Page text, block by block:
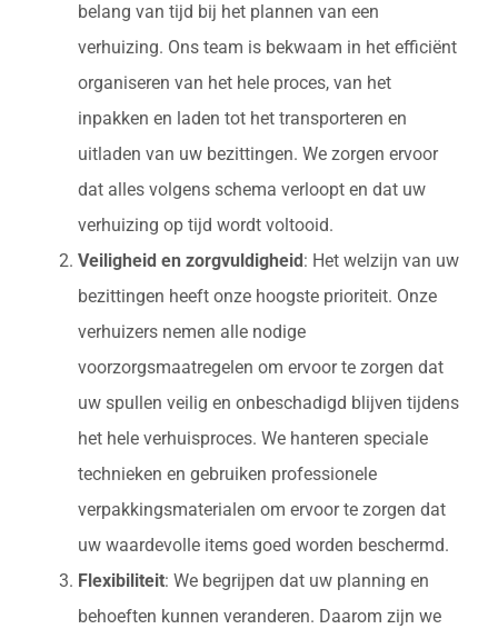
belang van tijd bij het plannen van een
verhuizing. Ons team is bekwaam in het efficiënt
organiseren van het hele proces, van het
inpakken en laden tot het transporteren en
uitladen van uw bezittingen. We zorgen ervoor
dat alles volgens schema verloopt en dat uw
verhuizing op tijd wordt voltooid.
Veiligheid en zorgvuldigheid : Het welzijn van uw
bezittingen heeft onze hoogste prioriteit. Onze
verhuizers nemen alle nodige
voorzorgsmaatregelen om ervoor te zorgen dat
uw spullen veilig en onbeschadigd blijven tijdens
het hele verhuisproces. We hanteren speciale
technieken en gebruiken professionele
verpakkingsmaterialen om ervoor te zorgen dat
uw waardevolle items goed worden beschermd.
Flexibiliteit: We begrijpen dat uw planning en
behoeften kunnen veranderen. Daarom zijn we